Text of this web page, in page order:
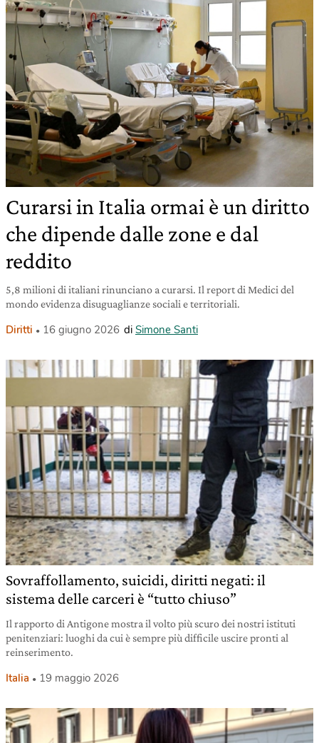
Curarsi in Italia ormai è un diritto
che dipende dalle zone e dal
reddito
5,8 milioni di italiani rinunciano a curarsi. Il report di Medici del
mondo evidenza disuguaglianze sociali e territoriali.
Diritti 16 giugno 2026 di Simone Santi
Sovraffollamento, suicidi, diritti negati: il
sistema delle carceri è “tutto chiuso”
Il rapporto di Antigone mostra il volto più scuro dei nostri istituti
penitenziari: luoghi da cui è sempre più difficile uscire pronti al
reinserimento.
Italia 19 maggio 2026